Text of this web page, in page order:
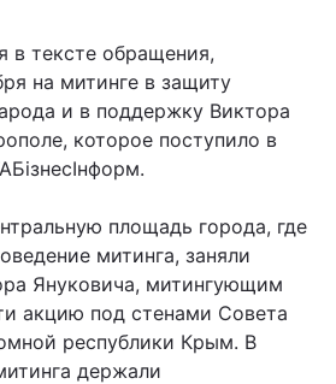
в тексте обращения,
на митинге в защиту
и в поддержку Виктора
которое поступило в
площадь города, где
митинга, заняли
Януковича, митингующим
акцию под стенами Совета
республики Крым. В
держали